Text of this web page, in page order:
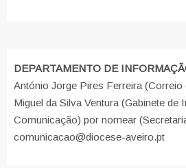
DEPARTAMENTO DE
António Jorge Pires Ferreira (Correio
Miguel da Silva Ventura (Gabinete de
Comunicação) por nomear
comunicacao@diocese-aveiro.pt